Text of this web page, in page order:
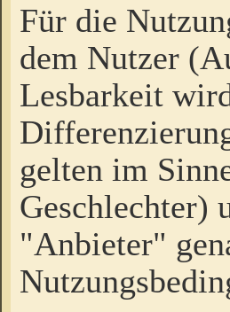
Für die
dem Nutzer
Lesbarkeit
gelten im
Geschlechter)
"Anbieter"